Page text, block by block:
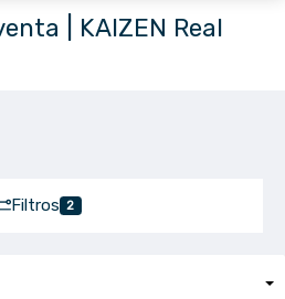
| KAIZEN Real
Filtros 2